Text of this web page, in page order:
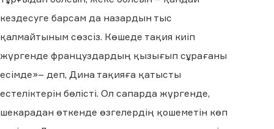
кездесуге барсам да назардын тыс
қалмайтыным сөзсіз. Көшеде тақия киіп
жүргенде француздардың қызығып сұрағаны
есімде»– деп, Дина тақияға қатысты
естеліктерін бөлісті. Ол сапарда жүргенде,
шекарадан өткенде өзгелердің қошеметін көп